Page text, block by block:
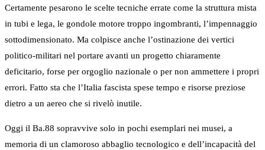
Certamente pesarono le scelte tecniche errate come la struttura mista
in tubi e lega, le gondole motore troppo ingombranti, l’impennaggio
sottodimensionato. Ma colpisce anche l’ostinazione dei vertici
politico-militari nel portare avanti un progetto chiaramente
deficitario, forse per orgoglio nazionale o per non ammettere i propri
errori. Fatto sta che l’Italia fascista spese tempo e risorse preziose
dietro a un aereo che si rivelò inutile.
Oggi il Ba.88 sopravvive solo in pochi esemplari nei musei, a
memoria di un clamoroso abbaglio tecnologico e dell’incapacità del